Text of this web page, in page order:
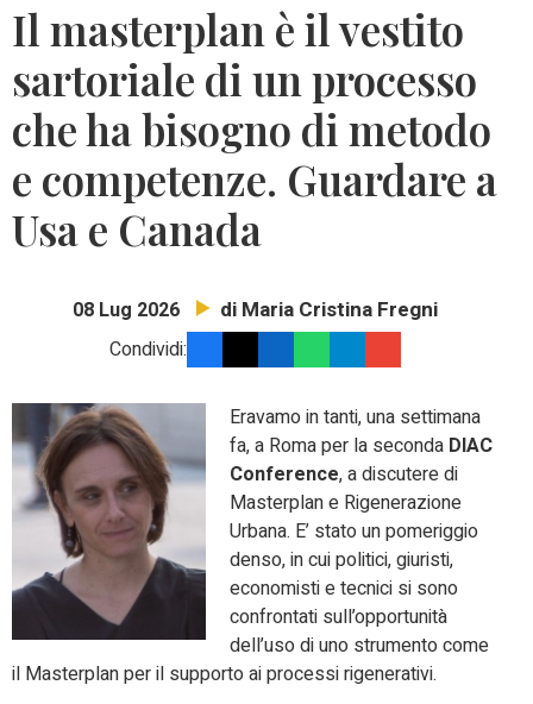
Il masterplan è il vestito
sartoriale di un processo
che ha bisogno di metodo
e competenze. Guardare a
Usa e Canada
08 Lug 2026 di Maria Cristina Fregni
Condividi:
Eravamo in tanti, una settimana
fa, a Roma per la seconda DIAC
Conference, a discutere di
Masterplan e Rigenerazione
Urbana. E’ stato un pomeriggio
denso, in cui politici, giuristi,
economisti e tecnici si sono
confrontati sull’opportunità
dell’uso di uno strumento come
il Masterplan per il supporto ai processi rigenerativi.